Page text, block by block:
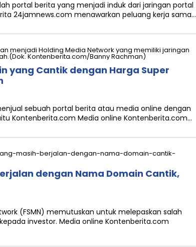
portal berita yang menjadi induk dari jaringan portal
24jamnews.com menawarkan peluang kerja sama…
yang Cantik dengan Harga Super
sebuah portal berita atau media online dengan
Kontenberita.com Media online Kontenberita.com…
dengan Nama Domain Cantik,
(FSMN) memutuskan untuk melepaskan salah
investor. Media online Kontenberita.com